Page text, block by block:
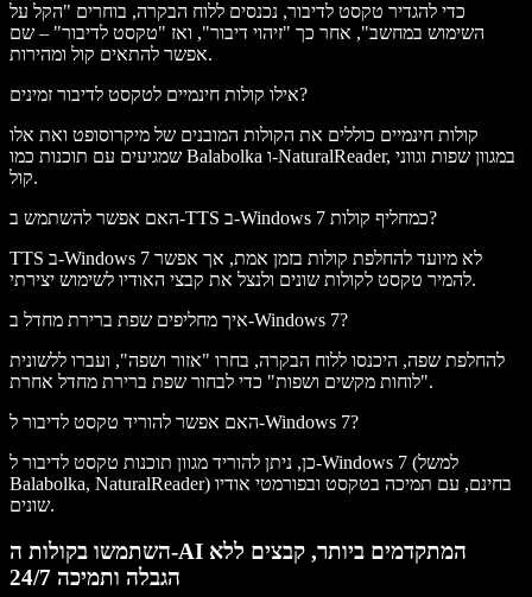
כדי להגדיר טקסט לדיבור, נכנסים ללוח הבקרה, בוחרים "הקל על
השימוש במחשב", אחר כך "זיהוי דיבור", ואז "טקסט לדיבור" – שם
אפשר להתאים קול ומהירות.
אילו קולות חינמיים לטקסט לדיבור זמינים?
קולות חינמיים כוללים את הקולות המובנים של מיקרוסופט ואת אלו
שמגיעים עם תוכנות כמו Balabolka ו-NaturalReader, במגוון שפות וגווני
קול.
האם אפשר להשתמש ב-TTS ב-Windows 7 כמחליף קולות?
TTS ב-Windows 7 לא מיועד להחלפת קולות בזמן אמת, אך אפשר
להמיר טקסט לקולות שונים ולנצל את קבצי האודיו לשימוש יצירתי.
איך מחליפים שפת ברירת מחדל ב-Windows 7?
להחלפת שפה, היכנסו ללוח הבקרה, בחרו "אזור ושפה", ועברו ללשונית
"לוחות מקשים ושפות" כדי לבחור שפת ברירת מחדל אחרת.
האם אפשר להוריד טקסט לדיבור ל-Windows 7?
כן, ניתן להוריד מגוון תוכנות טקסט לדיבור ל-Windows 7 (למשל
Balabolka, NaturalReader) בחינם, עם תמיכה בטקסט ובפורמטי אודיו
שונים.
השתמשו בקולות ה-AI המתקדמים ביותר, קבצים ללא
הגבלה ותמיכה 24/7